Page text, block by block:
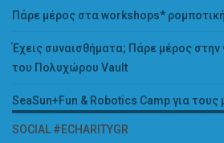
Πάρε μέρος στα workshops*
Έχεις συναισθήματα; Πάρε μέρος
του Πολυχώρου Vault
SeaSun+Fun & Robotics Camp για τους
SOCIAL #ECHARITYGR